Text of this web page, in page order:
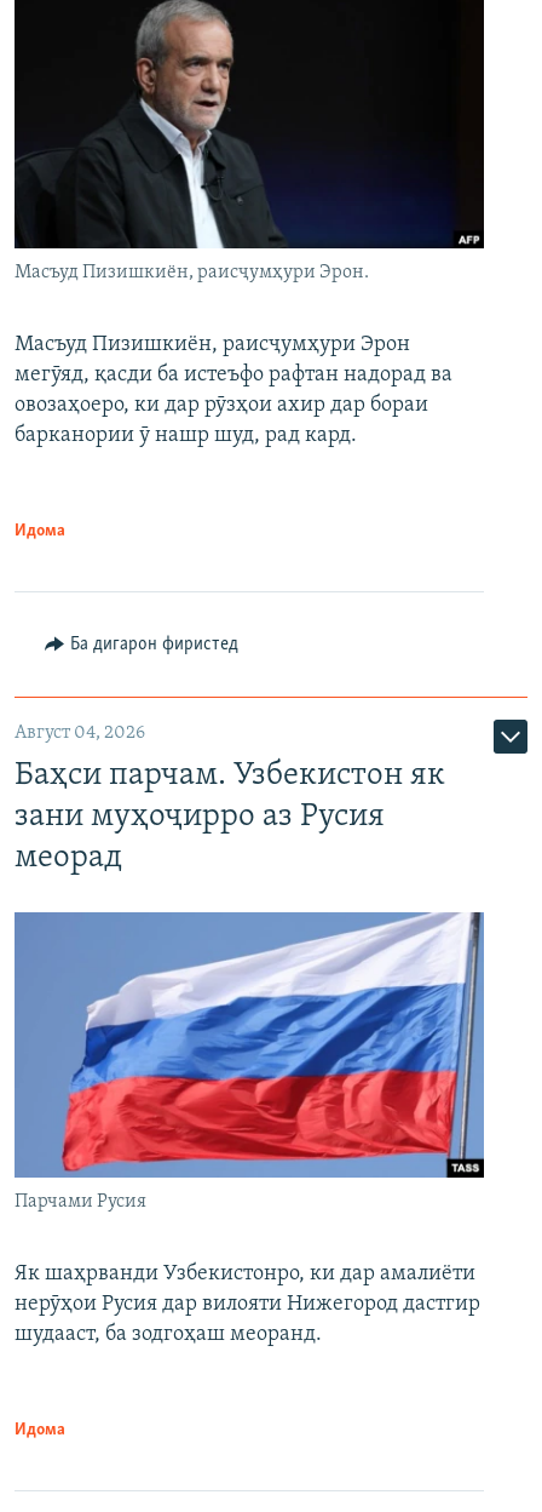
Масъуд Пизишкиён, раисҷумҳури Эрон.
Масъуд Пизишкиён, раисҷумҳури Эрон
мегӯяд, қасди ба истеъфо рафтан надорад ва
овозаҳоеро, ки дар рӯзҳои ахир дар бораи
барканории ӯ нашр шуд, рад кард.
Идома
Ба дигарон фиристед
Август 04, 2026
Баҳси парчам. Узбекистон як
зани муҳоҷирро аз Русия
меорад
Парчами Русия
Як шаҳрванди Узбекистонро, ки дар амалиёти
нерӯҳои Русия дар вилояти Нижегород дастгир
шудааст, ба зодгоҳаш меоранд.
Идома